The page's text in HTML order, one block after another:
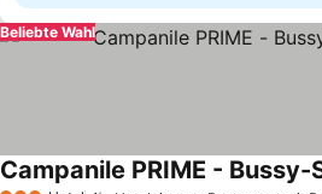
Beliebte Wahl
Campanile PRIME -